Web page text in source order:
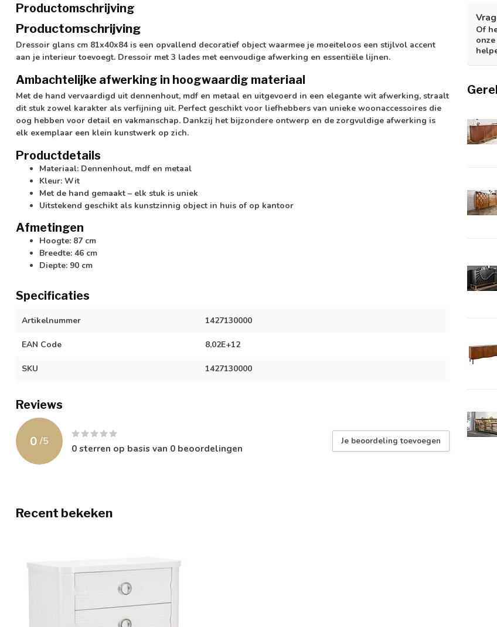
Productomschrijving
Productomschrijving
Dressoir glans cm 81x40x84 is een opvallend decoratief object waarmee je moeiteloos een stijlvol accent
aan je interieur toevoegt. Dressoir met 3 lades met eenvoudige afwerking en essentiële lijnen.
Ambachtelijke afwerking in hoogwaardig materiaal
Met de hand vervaardigd uit dennenhout, mdf en metaal en uitgevoerd in een elegante wit afwerking, straalt
dit stuk zowel karakter als verfijning uit. Perfect geschikt voor liefhebbers van unieke woonaccessoires die
oog hebben voor detail en vakmanschap. Dankzij het bijzondere ontwerp en de zorgvuldige afwerking is
elk exemplaar een klein kunstwerk op zich.
Productdetails
Materiaal: Dennenhout, mdf en metaal
Kleur: Wit
Met de hand gemaakt – elk stuk is uniek
Uitstekend geschikt als kunstzinnig object in huis of op kantoor
Afmetingen
Hoogte: 87 cm
Breedte: 46 cm
Diepte: 90 cm
Specificaties
Artikelnummer 1427130000
EAN Code 8,02E+12
SKU 1427130000
Reviews
0 /5
0sterren op basis van 0 beoordelingen
Je beoordeling toevoegen
Of
Recent bekeken